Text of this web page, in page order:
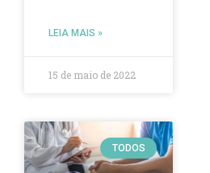
LEIA MAIS »
15 de maio de 2022
TODOS